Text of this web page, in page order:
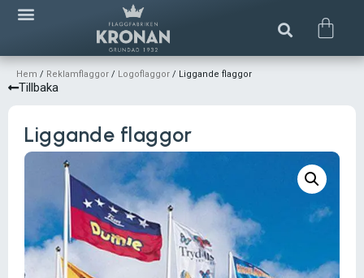
Hem / Reklamflaggor / Logoflaggor / Liggande flaggor
Tillbaka
Liggande flaggor